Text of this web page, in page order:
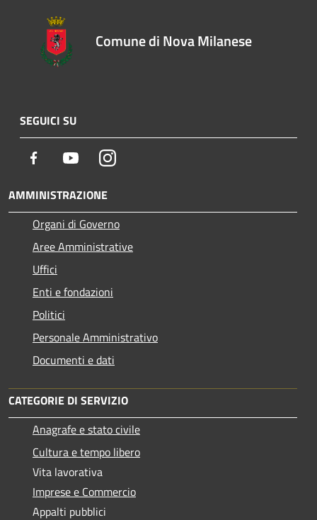
Comune di Nova Milanese
SEGUICI SU
Facebook YoutubeInstagram
AMMINISTRAZIONE
Organi di Governo
Aree Amministrative
Uffici
Enti e fondazioni
Politici
Personale Amministrativo
Documenti e dati
CATEGORIE DI SERVIZIO
Anagrafe e stato civile
Cultura e tempo libero
Vita lavorativa
Imprese e Commercio
Appalti pubblici